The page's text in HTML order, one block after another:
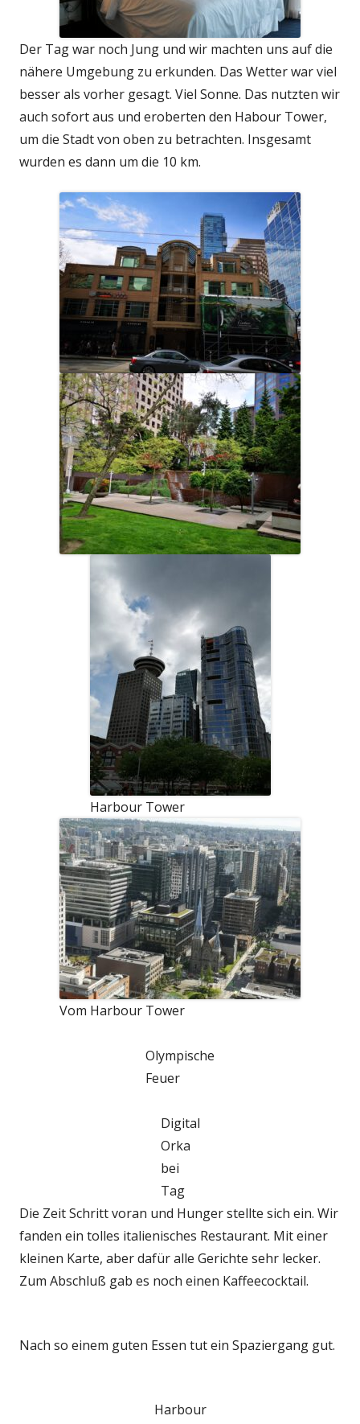
Der Tag war noch Jung und wir machten uns auf die
nähere Umgebung zu erkunden. Das Wetter war viel
besser als vorher gesagt. Viel Sonne. Das nutzten wir
auch sofort aus und eroberten den Habour Tower,
um die Stadt von oben zu betrachten. Insgesamt
wurden es dann um die 10 km.
Harbour Tower
Vom Harbour Tower
Olympische
Feuer
Digital
Orka
bei
Tag
Die Zeit Schritt voran und Hunger stellte sich ein. Wir
fanden ein tolles italienisches Restaurant. Mit einer
kleinen Karte, aber dafür alle Gerichte sehr lecker.
Zum Abschluß gab es noch einen Kaffeecocktail.
Nach so einem guten Essen tut ein Spaziergang gut.
Harbour